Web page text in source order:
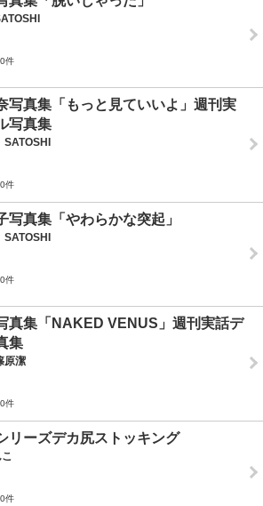
件
写真集「もっと見ていいよ」週刊実
写真集
SATOSHI
件
写真集「やわらかな突起」
SATOSHI
件
真集「NAKED VENUS」週刊実話デ
集
原潔
件
リーズデカ尻ストッキング
件